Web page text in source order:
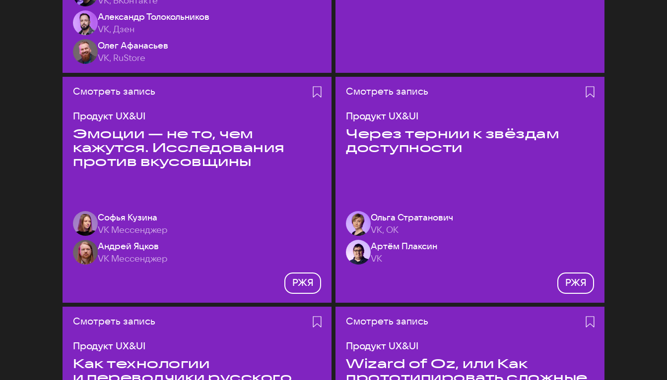
Александр Толокольников
VK, Дзен
Олег Афанасьев
VK, RuStore
Смотреть запись
Продукт UX&UI
Эмоции — не то, чем
кажутся. Исследования
против вкусовщины
Софья Кузина
VK Мессенджер
Андрей Яцков
VK Мессенджер
РЖЯ
Смотреть запись
Продукт UX&UI
Через тернии к звёздам
доступности
Ольга Стратанович
VK, ОК
Артём Плаксин
VK
РЖЯ
Смотреть запись
Продукт UX&UI
Как технологии
Смотреть запись
Продукт UX&UI
Wizard of Oz, или Как